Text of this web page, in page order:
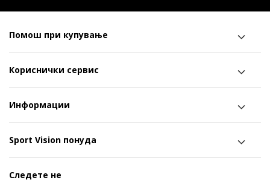
Помош при купување
Кориснички сервис
Информации
Sport Vision понуда
Следете не